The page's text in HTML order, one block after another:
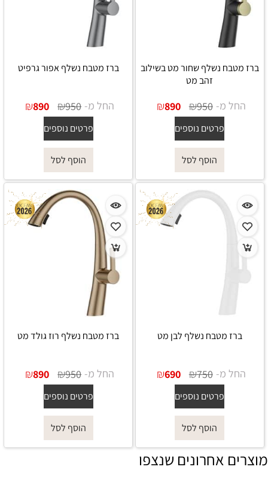
ברז מטבח נשלף שחור מט בשילוב
זהב מט
החל מ- ₪950
₪890
פרטים נוספים
הוסף לסל
ברז מטבח נשלף אפור גרפיט
החל מ- ₪950
₪890
פרטים נוספים
הוסף לסל
ברז מטבח נשלף לבן מט
החל מ- ₪750
₪690
פרטים נוספים
הוסף לסל
ברז מטבח נשלף רוז גולד מט
החל מ- ₪950
₪890
פרטים נוספים
הוסף לסל
מוצרים אחרונים שנצפו